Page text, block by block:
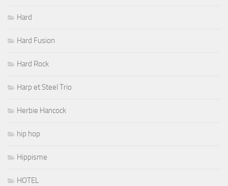
Hard
Hard Fusion
Hard Rock
Harp et Steel Trio
Herbie Hancock
hip hop
Hippisme
HOTEL